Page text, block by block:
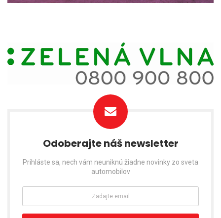
Odoberajte náš newsletter
Prihláste sa, nech vám neuniknú žiadne novinky zo sveta
automobilov